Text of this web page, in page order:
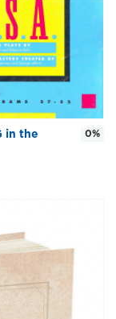
in the
0%